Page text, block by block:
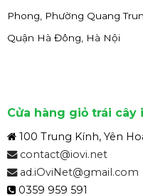
Phong, Phường Quang
Quận Hà Đông, Hà Nội
Cửa hàng giỏ trái cây
100 Trung Kính, Yên
contact@iovi.net
ad.iOviNet@gmail.com
0359 959 591